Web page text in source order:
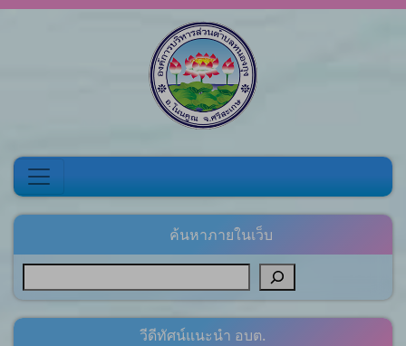
ค้นหาภายในเว็บ
วีดีทัศน์แนะนำ อบต.